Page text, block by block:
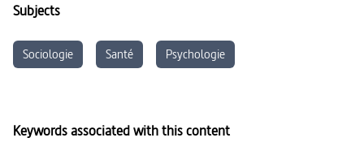
Subjects
Sociologie Santé Psychologie
Keywords associated with this content